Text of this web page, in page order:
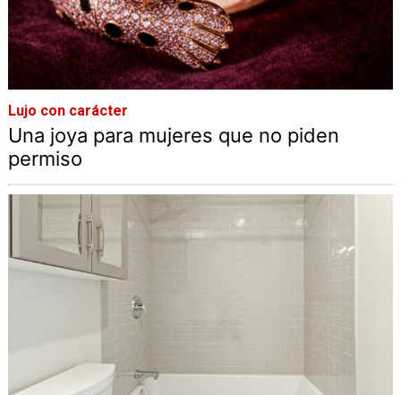
Lujo con carácter
Una joya para mujeres que no piden
permiso